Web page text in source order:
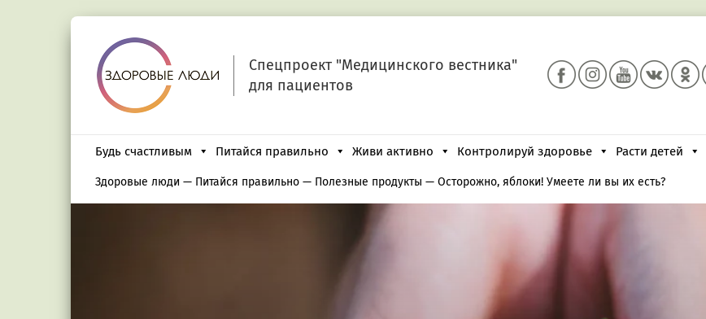
Спецпроект "Медицинского вестника"
для пациентов
Будь счастливым Питайся правильно Живи активно Контролируй здоровье Расти детей
Здоровые люди — Питайся правильно — Полезные продукты — Осторожно, яблоки! Умеете ли вы их есть?